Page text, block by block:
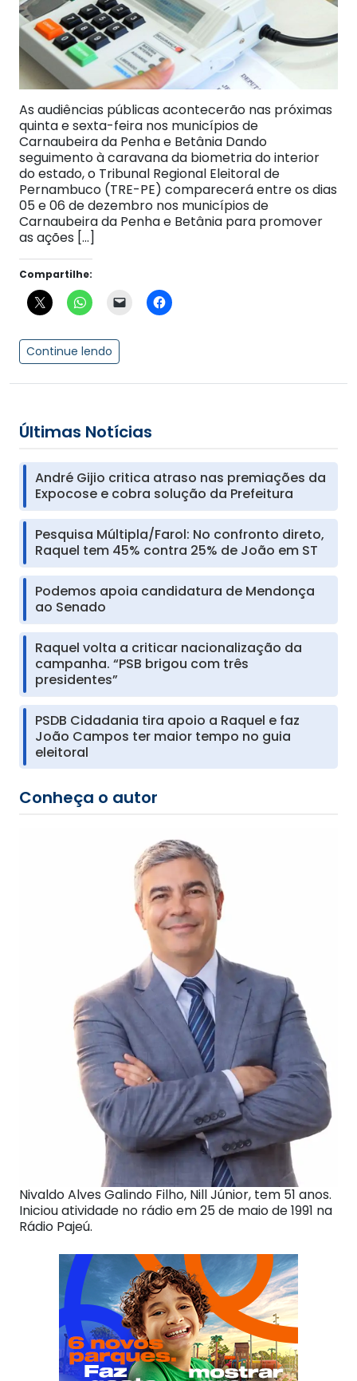
As audiências públicas acontecerão nas próximas
quinta e sexta-feira nos municípios de
Carnaubeira da Penha e Betânia Dando
seguimento à caravana da biometria do interior
do estado, o Tribunal Regional Eleitoral de
Pernambuco (TRE-PE) comparecerá entre os dias
05 e 06 de dezembro nos municípios de
Carnaubeira da Penha e Betânia para promover
as ações […]
Compartilhe:
Continue lendo
Últimas Notícias
André Gijio critica atraso nas premiações da
Expocose e cobra solução da Prefeitura
Pesquisa Múltipla/Farol: No confronto direto,
Raquel tem 45% contra 25% de João em ST
Podemos apoia candidatura de Mendonça
ao Senado
Raquel volta a criticar nacionalização da
campanha. “PSB brigou com três
presidentes”
PSDB Cidadania tira apoio a Raquel e faz
João Campos ter maior tempo no guia
eleitoral
Conheça o autor
Nivaldo Alves Galindo Filho, Nill Júnior, tem 51 anos.
Iniciou atividade no rádio em 25 de maio de 1991 na
Rádio Pajeú.